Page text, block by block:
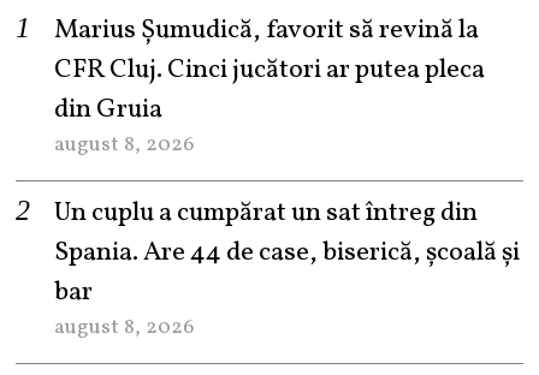
Marius Șumudică, favorit să revină la
CFR Cluj. Cinci jucători ar putea pleca
din Gruia
august 8, 2026
Un cuplu a cumpărat un sat întreg din
Spania. Are 44 de case, biserică, școală și
bar
august 8, 2026